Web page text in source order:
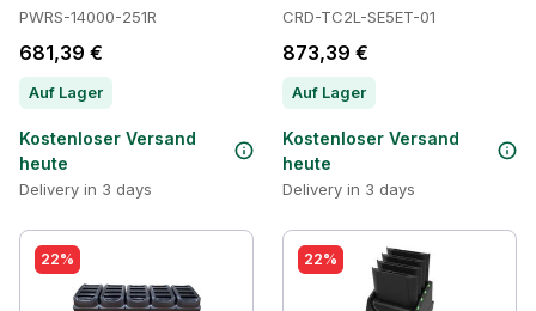
PWRS-14000-251R
681,39 €
Auf Lager
Kostenloser Versand
heute
Delivery in 3 days
CRD-TC2L-SE5ET-01
873,39 €
Auf Lager
Kostenloser Versand
heute
Delivery in 3 days
22% 22%